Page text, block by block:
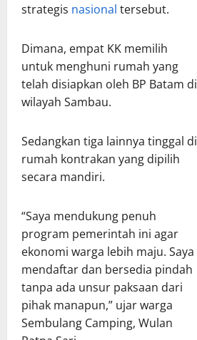
strategis nasional tersebut.
Dimana, empat KK memilih
untuk menghuni rumah yang
telah disiapkan oleh BP Batam di
wilayah Sambau.
Sedangkan tiga lainnya tinggal di
rumah kontrakan yang dipilih
secara mandiri.
“Saya mendukung penuh
program pemerintah ini agar
ekonomi warga lebih maju. Saya
mendaftar dan bersedia pindah
tanpa ada unsur paksaan dari
pihak manapun,” ujar warga
Sembulang Camping, Wulan